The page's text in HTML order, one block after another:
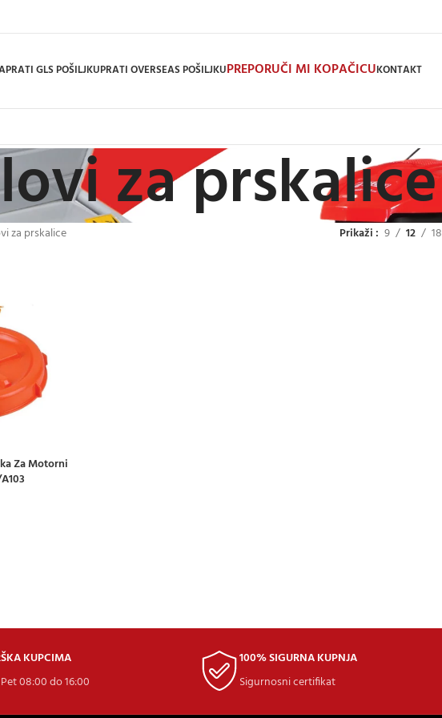
PRATI GLS POŠILJKUPRATI OVERSEAS POŠILJKUPREPORUČI MI KOPAČICUKONTAKT
za prskalice
za prskalice Prikaži 9 12 18
Za Motorni
KUPCIMA
08:00 do 16:00
100% SIGURNA KUPNJA
Sigurnosni certifikat